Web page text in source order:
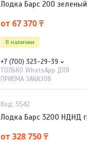
Лодка Барс 200 зеленый
от 67 370 ₸
В наличии
+7 (700) 323-29-39
ТОЛЬКО WhatsApp ДЛЯ
ПРИЕМА ЗАКАЗОВ
5542
Лодка Барс 3200 НДНД
от 328 750 ₸